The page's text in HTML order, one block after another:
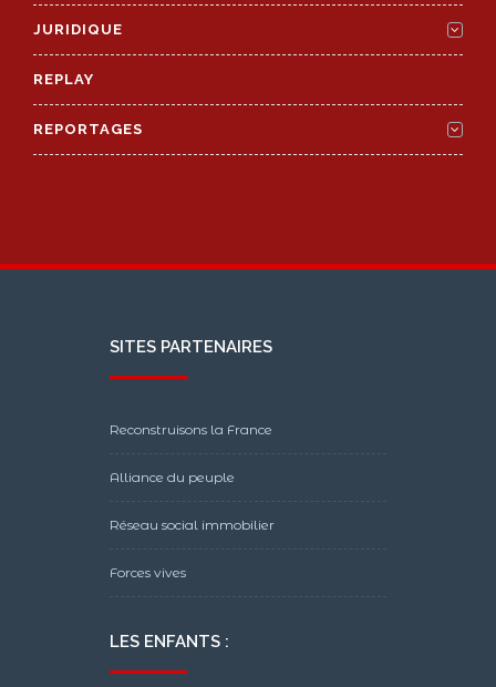
JURIDIQUE
REPLAY
REPORTAGES
SITES PARTENAIRES
Reconstruisons la France
Alliance du peuple
Réseau social immobilier
Forces vives
LES ENFANTS :